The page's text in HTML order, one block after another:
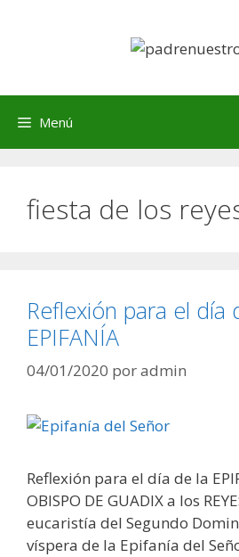
Menú
fiesta de los
Reflexión para el día
EPIFANÍA
04/01/2020 poradmin
Reflexión para el día de la
OBISPO DE GUADIX a los
eucaristía del Segundo
víspera de la Epifanía del